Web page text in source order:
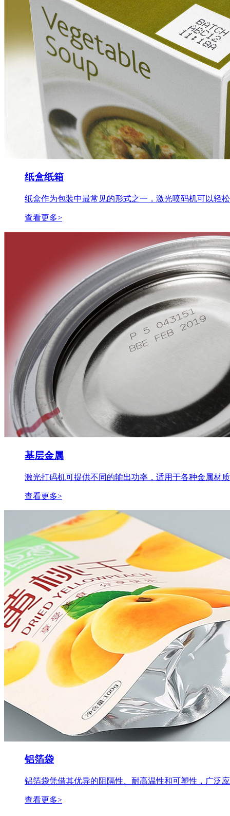
纸盒纸箱
纸盒作为包装中最常见的形式之一，激光喷码机可以轻
查看更多>
基层金属
激光打码机可提供不同的输出功率，适用于各种金属材
查看更多>
铝箔袋
铝箔袋凭借其优异的阻隔性、耐高温性和可塑性，广泛
查看更多>